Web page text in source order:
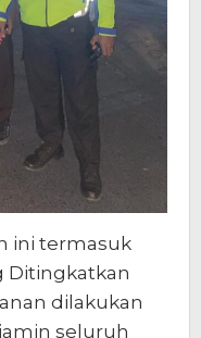
ini termasuk
Ditingkatkan
dilakukan
seluruh